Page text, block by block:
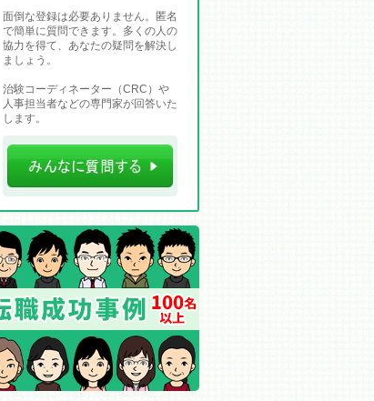
面倒な登録は必要ありません。匿名
で簡単に質問できます。多くの人の
協力を得て、あなたの疑問を解決し
ましょう。
治験コーディネーター（CRC）や
人事担当者などの専門家が回答いた
します。